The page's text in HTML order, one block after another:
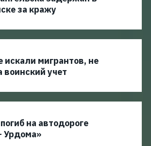
за кражу
искали мигрантов, не
воинский учет
на автодороге
Урдома»